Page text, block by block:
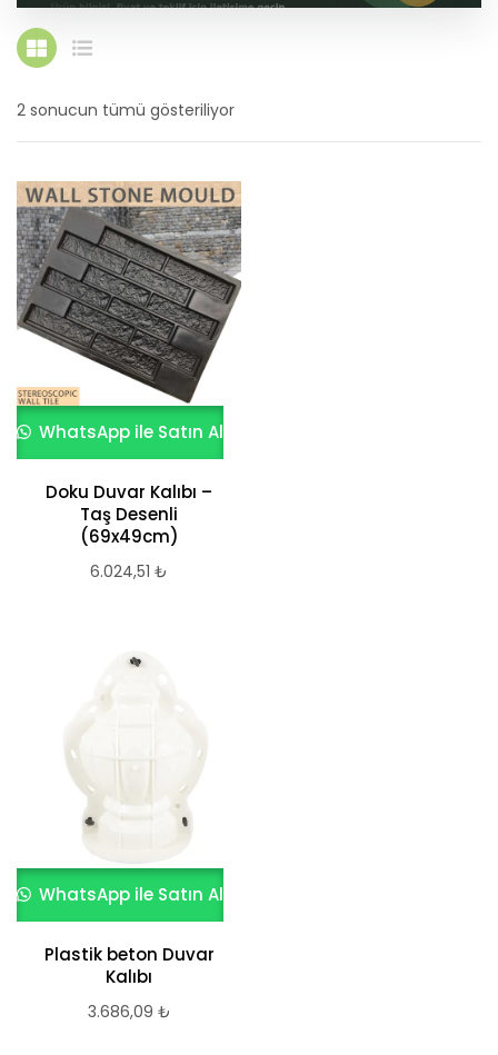
2 sonucun tümü gösteriliyor
göre
sıralandı
WhatsApp ile Satın Al
Doku Duvar Kalıbı –
Taş Desenli
(69x49cm)
6.024,51 ₺
WhatsApp ile Satın Al
Plastik beton Duvar
Kalıbı
3.686,09 ₺